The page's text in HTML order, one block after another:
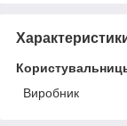
Виробник